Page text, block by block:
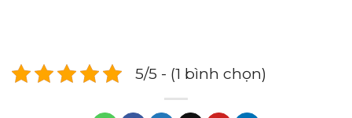
5/5 - (1 bình chọn)